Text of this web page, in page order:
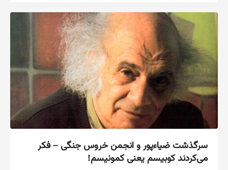
سرگذشت ضیاءپور و انجمن خروس جنگی – فکر
می‌کردند کوبیسم یعنی کمونیسم!